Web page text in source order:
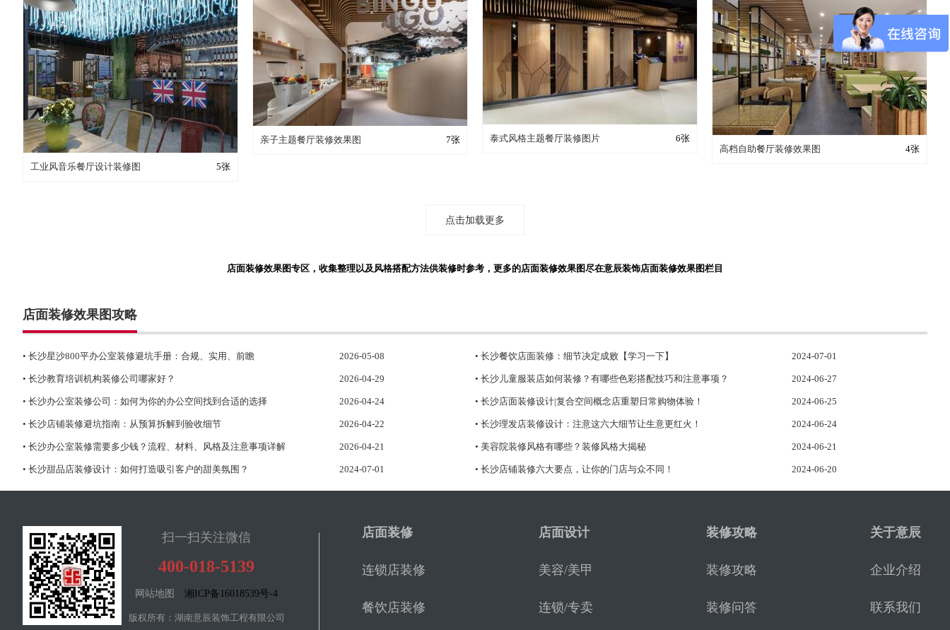
装修成这样要花多少钱？
工业风音乐餐厅设计装修图 5张
装修成这样要花多少钱？
亲子主题餐厅装修效果图 7张 装修成这样要花多少钱？
泰式风格主题餐厅装修图片 6张
装修成这样要花多少钱？
高档自助餐厅装修效果图 4张
点击加载更多
店面装修效果图专区，收集整理以及风格搭配方法供装修时参考，更多的店面装修效果图尽在意辰装饰店面装修效果图栏目
店面装修效果图攻略
• 长沙星沙800平办公室装修避坑手册：合规、实用、前瞻 2026-05-08
• 长沙教育培训机构装修公司哪家好？ 2026-04-29
• 长沙办公室装修公司：如何为你的办公空间找到合适的选择 2026-04-24
• 长沙店铺装修避坑指南：从预算拆解到验收细节 2026-04-22
• 长沙办公室装修需要多少钱？流程、材料、风格及注意事项详解 2026-04-21
• 长沙甜品店装修设计：如何打造吸引客户的甜美氛围？ 2024-07-01
• 长沙餐饮店面装修：细节决定成败【学习一下】 2024-07-01
• 长沙儿童服装店如何装修？有哪些色彩搭配技巧和注意事项？ 2024-06-27
• 长沙店面装修设计|复合空间概念店重塑日常购物体验！ 2024-06-25
• 长沙理发店装修设计：注意这六大细节让生意更红火！ 2024-06-24
• 美容院装修风格有哪些？装修风格大揭秘 2024-06-21
• 长沙店铺装修六大要点，让你的门店与众不同！ 2024-06-20
扫一扫关注微信
400-018-5139
网站地图 湘ICP备16018539号-4
版权所有：湖南意辰装饰工程有限公司
店面装修
连锁店装修
餐饮店装修
店面设计
美容/美甲
连锁/专卖
装修攻略
装修攻略
装修问答
关于意辰
企业介绍
联系我们